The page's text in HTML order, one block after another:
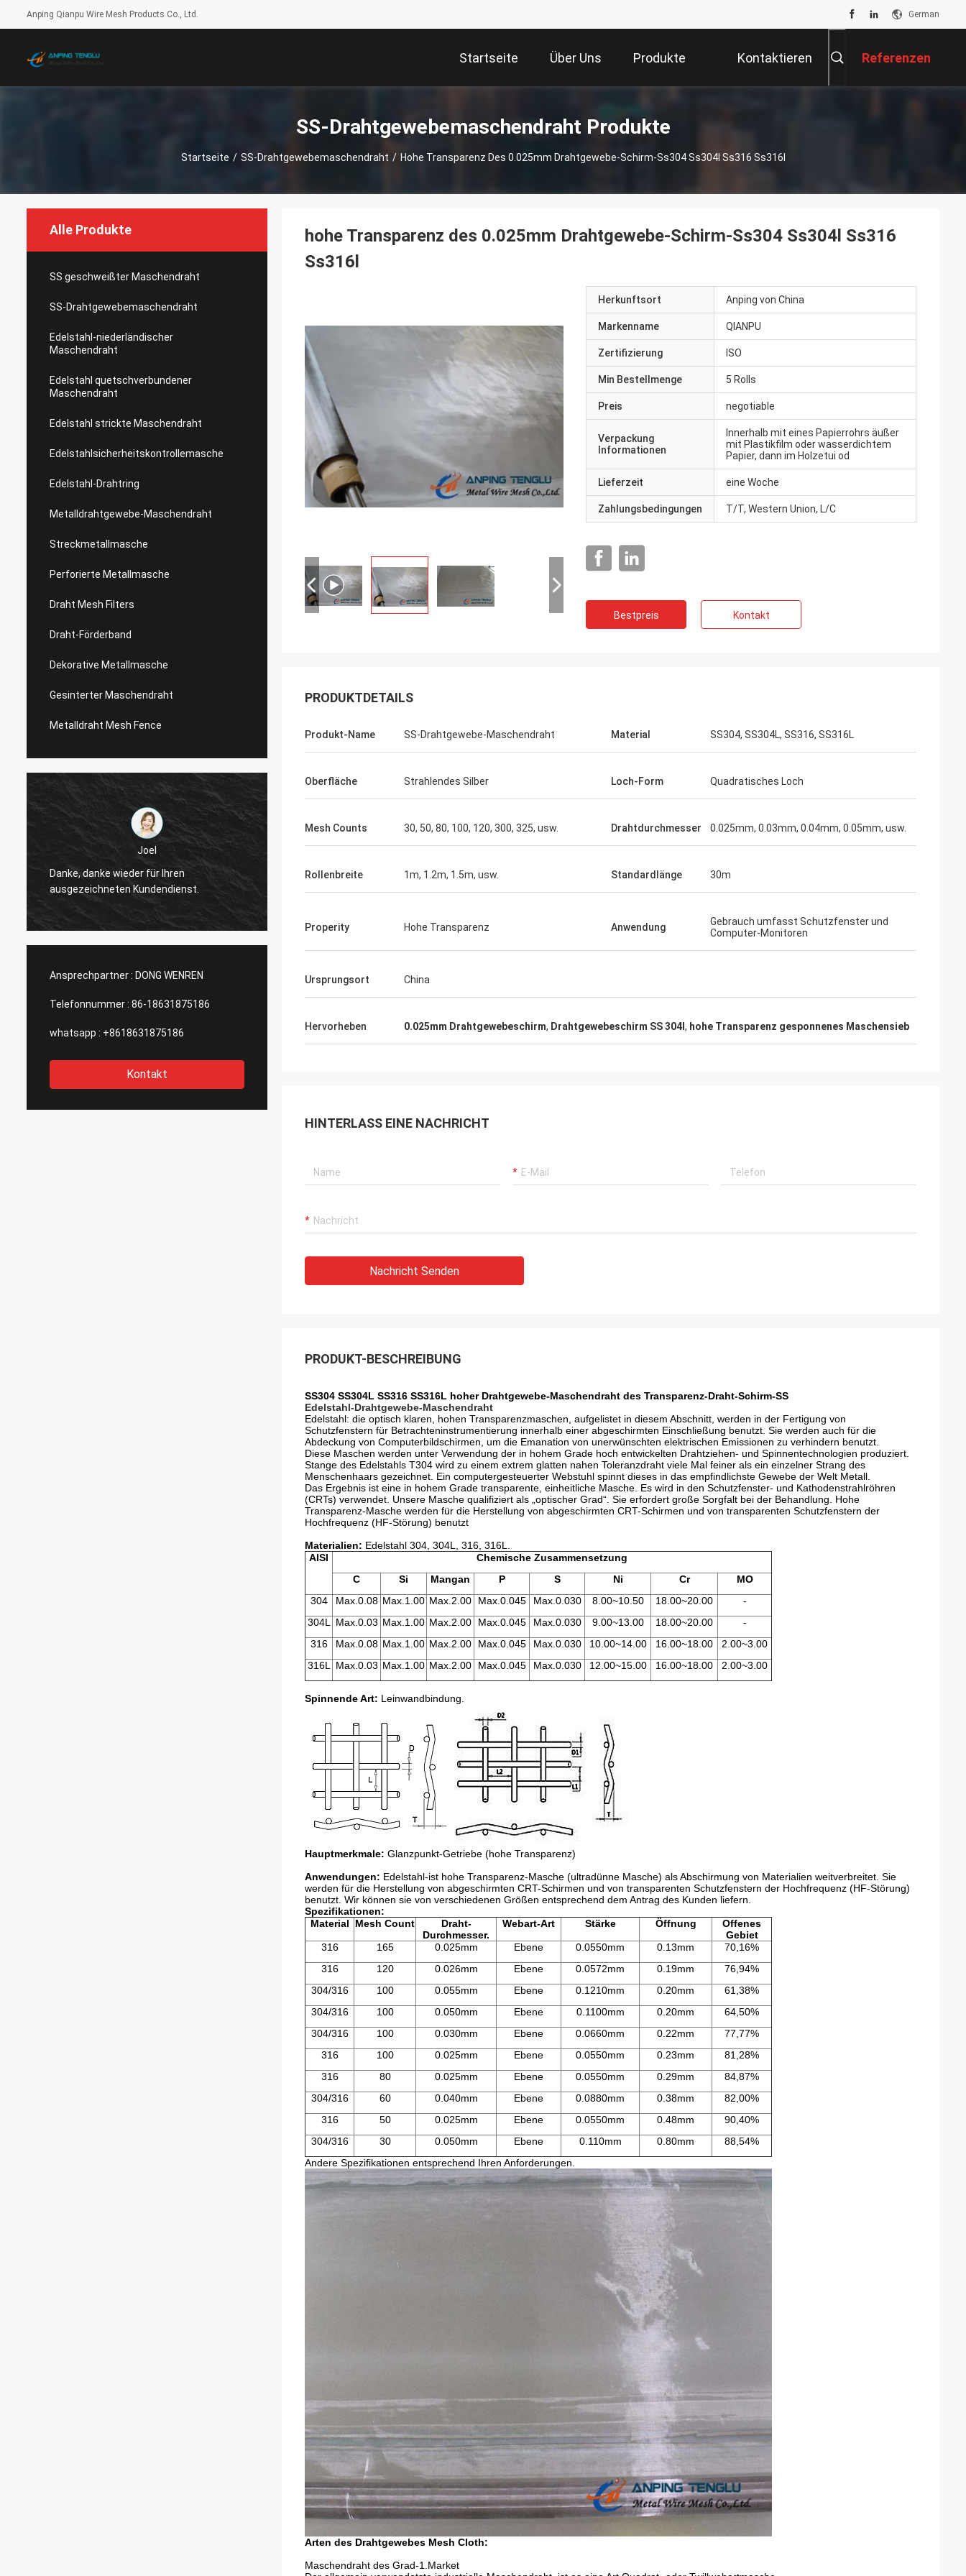
Anping Qianpu Wire Mesh Products Co., Ltd. German
Startseite Über Uns Produkte Kontaktieren Referenzen
SS-Drahtgewebemaschendraht Produkte
Startseite / SS-Drahtgewebemaschendraht / Hohe Transparenz Des 0.025mm Drahtgewebe-Schirm-Ss304 Ss304l Ss316 Ss316l
Alle Produkte
SS geschweißter Maschendraht
SS-Drahtgewebemaschendraht
Edelstahl-niederländischer
Maschendraht
Edelstahl quetschverbundener
Maschendraht
Edelstahl strickte Maschendraht
Edelstahlsicherheitskontrollemasche
Edelstahl-Drahtring
Metalldrahtgewebe-Maschendraht
Streckmetallmasche
Perforierte Metallmasche
Draht Mesh Filters
Draht-Förderband
Dekorative Metallmasche
Gesinterter Maschendraht
Metalldraht Mesh Fence
Joel
Danke, danke wieder für Ihren
ausgezeichneten Kundendienst.
Joel
Danke, danke wieder für Ihren
Ansprechpartner : DONG WENREN
Telefonnummer : 86-18631875186
whatsapp : +8618631875186
Kontakt
hohe Transparenz des 0.025mm Drahtgewebe-Schirm-Ss304 Ss304l Ss316
Ss316l
Herkunftsort Anping von China
Markenname QIANPU
Zertifizierung ISO
Min Bestellmenge 5 Rolls
Preis negotiable
Verpackung
Informationen
Innerhalb mit eines Papierrohrs äußer
mit Plastikfilm oder wasserdichtem
Papier, dann im Holzetui od
Lieferzeit eine Woche
Zahlungsbedingungen T/T, Western Union, L/C
Bestpreis Kontakt
PRODUKTDETAILS
Produkt-Name SS-Drahtgewebe-Maschendraht Material SS304, SS304L, SS316, SS316L
Oberfläche Strahlendes Silber Loch-Form Quadratisches Loch
Mesh Counts 30, 50, 80, 100, 120, 300, 325, usw. Drahtdurchmesser 0.025mm, 0.03mm, 0.04mm, 0.05mm, usw.
Rollenbreite 1m, 1.2m, 1.5m, usw. Standardlänge 30m
Properity Hohe Transparenz Anwendung
Gebrauch umfasst Schutzfenster und
Computer-Monitoren
Ursprungsort China
Hervorheben 0.025mm Drahtgewebeschirm, Drahtgewebeschirm SS 304l , hohe Transparenz gesponnenes Maschensieb
HINTERLASS EINE NACHRICHT
Nachricht Senden
PRODUKT-BESCHREIBUNG
SS304 SS304L SS316 SS316L hoher Drahtgewebe-Maschendraht des Transparenz-Draht-Schirm-SS
Edelstahl-Drahtgewebe-Maschendraht
Edelstahl: die optisch klaren, hohen Transparenzmaschen, aufgelistet in diesem Abschnitt, werden in der Fertigung von
Schutzfenstern für Betrachteninstrumentierung innerhalb einer abgeschirmten Einschließung benutzt. Sie werden auch für die
Abdeckung von Computerbildschirmen, um die Emanation von unerwünschten elektrischen Emissionen zu verhindern benutzt.
Diese Maschen werden unter Verwendung der in hohem Grade hoch entwickelten Drahtziehen- und Spinnentechnologien produziert.
Stange des Edelstahls T304 wird zu einem extrem glatten nahen Toleranzdraht viele Mal feiner als ein einzelner Strang des
Menschenhaars gezeichnet. Ein computergesteuerter Webstuhl spinnt dieses in das empfindlichste Gewebe der Welt Metall.
Das Ergebnis ist eine in hohem Grade transparente, einheitliche Masche. Es wird in den Schutzfenster- und Kathodenstrahlröhren
(CRTs) verwendet. Unsere Masche qualifiziert als „optischer Grad“. Sie erfordert große Sorgfalt bei der Behandlung. Hohe
Transparenz-Masche werden für die Herstellung von abgeschirmten CRT-Schirmen und von transparenten Schutzfenstern der
Hochfrequenz (HF-Störung) benutzt
Materialien: Edelstahl 304, 304L, 316, 316L.
AISI
Chemische Zusammensetzung
C
Si Mangan P S Ni Cr
MO
304
Max.0.08 Max.1.00 Max.2.00 Max.0.045 Max.0.030 8.00~10.50 18.00~20.00
-
304L
Max.0.03 Max.1.00 Max.2.00 Max.0.045 Max.0.030 9.00~13.00 18.00~20.00
-
316
Max.0.08 Max.1.00 Max.2.00 Max.0.045 Max.0.030 10.00~14.00 16.00~18.00
2.00~3.00
316L
Max.0.03 Max.1.00 Max.2.00 Max.0.045 Max.0.030 12.00~15.00 16.00~18.00 2.00~3.00
Spinnende Art: Leinwandbindung.
Hauptmerkmale: Glanzpunkt-Getriebe (hohe Transparenz)
Anwendungen: Edelstahl-ist hohe Transparenz-Masche (ultradünne Masche) als Abschirmung von Materialien weitverbreitet. Sie
werden für die Herstellung von abgeschirmten CRT-Schirmen und von transparenten Schutzfenstern der Hochfrequenz (HF-Störung)
benutzt. Wir können sie von verschiedenen Größen entsprechend dem Antrag des Kunden liefern.
Spezifikationen:
Material
Mesh Count
Draht-
Durchmesser.
Webart-Art Stärke Öffnung
Offenes
Gebiet
316
165 0.025mm Ebene 0.0550mm 0.13mm
70,16%
316
120 0.026mm Ebene 0.0572mm 0.19mm
76,94%
304/316
100 0.055mm Ebene 0.1210mm 0.20mm
61,38%
304/316
100 0.050mm Ebene 0.1100mm 0.20mm
64,50%
304/316
100 0.030mm Ebene 0.0660mm 0.22mm
77,77%
316
100 0.025mm Ebene 0.0550mm 0.23mm
81,28%
316
80 0.025mm Ebene 0.0550mm 0.29mm
84,87%
304/316
60 0.040mm Ebene 0.0880mm 0.38mm
82,00%
316
50 0.025mm Ebene 0.0550mm 0.48mm
90,40%
304/316
30 0.050mm Ebene 0.110mm 0.80mm
88,54%
Andere Spezifikationen entsprechend Ihren Anforderungen.
Arten des Drahtgewebes Mesh Cloth:
Maschendraht des Grad-1.Market